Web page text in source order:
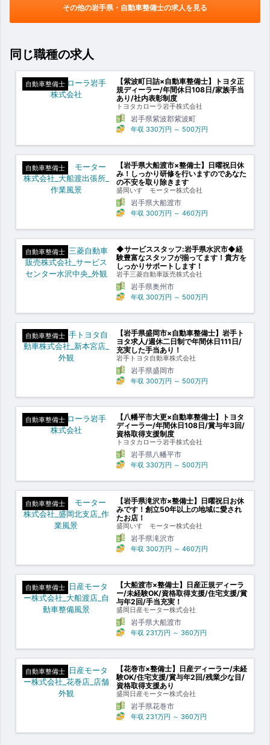
その他の岩手県・自動車整備士の求人を見る
同じ職種の求人
自動車整備士
【紫波町日詰×自動車整備士】トヨタ正
規ディーラー/年間休日108日/家族手当
あり/社内表彰制度
トヨタカローラ岩手株式会社
岩手県紫波郡紫波町
年収 330万円 ～ 500万円
自動車整備士
【岩手県大船渡市×整備士】日曜祝日休
み！しっかり研修を行いますのであなた
の不安を取り除きます
盛岡いすゞモーター株式会社
岩手県大船渡市
年収 300万円 ～ 460万円
自動車整備士
◆サービススタッフ:岩手県水沢市◆経
験豊富なスタッフが揃ってます！貴方を
しっかりサポートします！
岩手三菱自動車販売株式会社
岩手県奥州市
年収 300万円 ～ 500万円
自動車整備士
【岩手県盛岡市×自動車整備士】岩手ト
ヨタ求人/週休二日制で年間休日111日/
充実した手当あり！
岩手トヨタ自動車株式会社
岩手県盛岡市
年収 300万円 ～ 500万円
自動車整備士
【八幡平市大更×自動車整備士】トヨタ
ディーラー/年間休日108日/賞与年3回/
資格取得支援制度
トヨタカローラ岩手株式会社
岩手県八幡平市
年収 330万円 ～ 500万円
自動車整備士
【岩手県滝沢市×整備士】日曜祝日お休
みです！創立50年以上の地域に愛され
たお店！
盛岡いすゞモーター株式会社
岩手県滝沢市
年収 300万円 ～ 460万円
自動車整備士
【大船渡市×整備士】日産正規ディーラ
ー/未経験OK/資格取得支援/住宅支援/賞
与年2回/手当充実！
盛岡日産モーター株式会社
岩手県大船渡市
年収 231万円 ～ 360万円
自動車整備士
【花巻市×整備士】日産ディーラー/未経
験OK/住宅支援/賞与年2回/残業少な目/
資格取得支援あり
盛岡日産モーター株式会社
岩手県花巻市
年収 231万円 ～ 360万円